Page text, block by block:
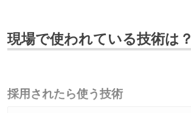
現場で使われている技術は？
採用されたら使う技術